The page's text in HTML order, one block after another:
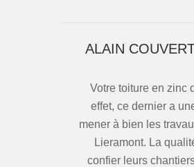
ALAIN
Votre toiture en zinc
effet, ce dernier a
mener à bien les
Lieramont. La
confier leurs